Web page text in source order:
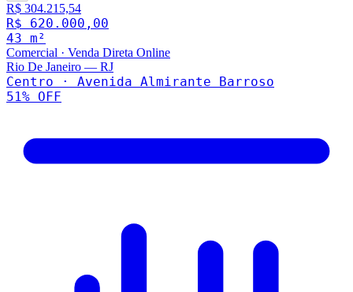
R$ 304.215,54
R$ 620.000,00
43 m²
Comercial · Venda Direta Online
Rio De Janeiro — RJ
Centro · Avenida Almirante Barroso
51% OFF